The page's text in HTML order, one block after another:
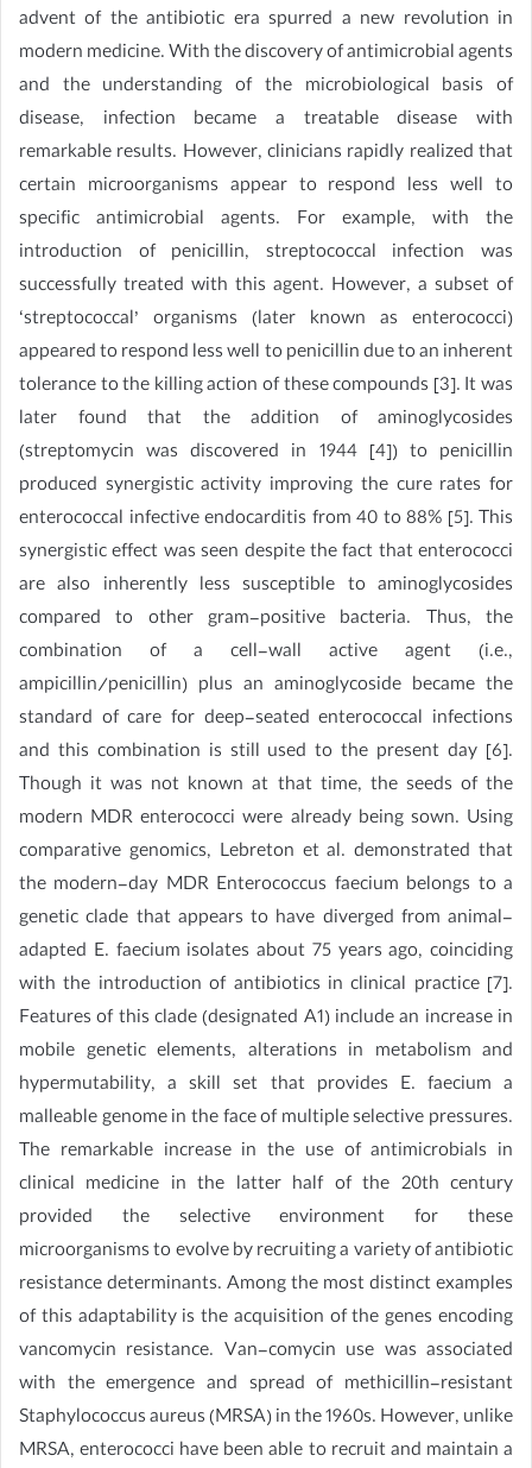
advent of the antibiotic era spurred a new revolution in
modern medicine. With the discovery of antimicrobial agents
and the understanding of the microbiological basis of
disease, infection became a treatable disease with
remarkable results. However, clinicians rapidly realized that
certain microorganisms appear to respond less well to
specific antimicrobial agents. For example, with the
introduction of penicillin, streptococcal infection was
successfully treated with this agent. However, a subset of
‘streptococcal’ organisms (later known as enterococci)
appeared to respond less well to penicillin due to an inherent
tolerance to the killing action of these compounds [3]. It was
later found that the addition of aminoglycosides
(streptomycin was discovered in 1944 [4]) to penicillin
produced synergistic activity improving the cure rates for
enterococcal infective endocarditis from 40 to 88% [5]. This
synergistic effect was seen despite the fact that enterococci
are also inherently less susceptible to aminoglycosides
compared to other gram-positive bacteria. Thus, the
combination of a cell-wall active agent (i.e.,
ampicillin/penicillin) plus an aminoglycoside became the
standard of care for deep-seated enterococcal infections
and this combination is still used to the present day [6].
Though it was not known at that time, the seeds of the
modern MDR enterococci were already being sown. Using
comparative genomics, Lebreton et al. demonstrated that
the modern-day MDR Enterococcus faecium belongs to a
genetic clade that appears to have diverged from animal-
adapted E. faecium isolates about 75 years ago, coinciding
with the introduction of antibiotics in clinical practice [7].
Features of this clade (designated A1) include an increase in
mobile genetic elements, alterations in metabolism and
hypermutability, a skill set that provides E. faecium a
malleable genome in the face of multiple selective pressures.
The remarkable increase in the use of antimicrobials in
clinical medicine in the latter half of the 20th century
provided the selective environment for these
microorganisms to evolve by recruiting a variety of antibiotic
resistance determinants. Among the most distinct examples
of this adaptability is the acquisition of the genes encoding
vancomycin resistance. Van-comycin use was associated
with the emergence and spread of methicillin-resistant
Staphylococcus aureus (MRSA) in the 1960s. However, unlike
MRSA, enterococci have been able to recruit and maintain a